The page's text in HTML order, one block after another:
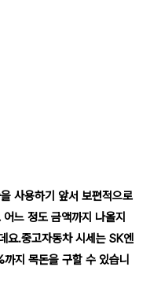
사용하기 앞서 보편적으로
느 정도 금액까지 나올지
요.중고자동차 시세는 SK엔
지 목돈을 구할 수 있습니